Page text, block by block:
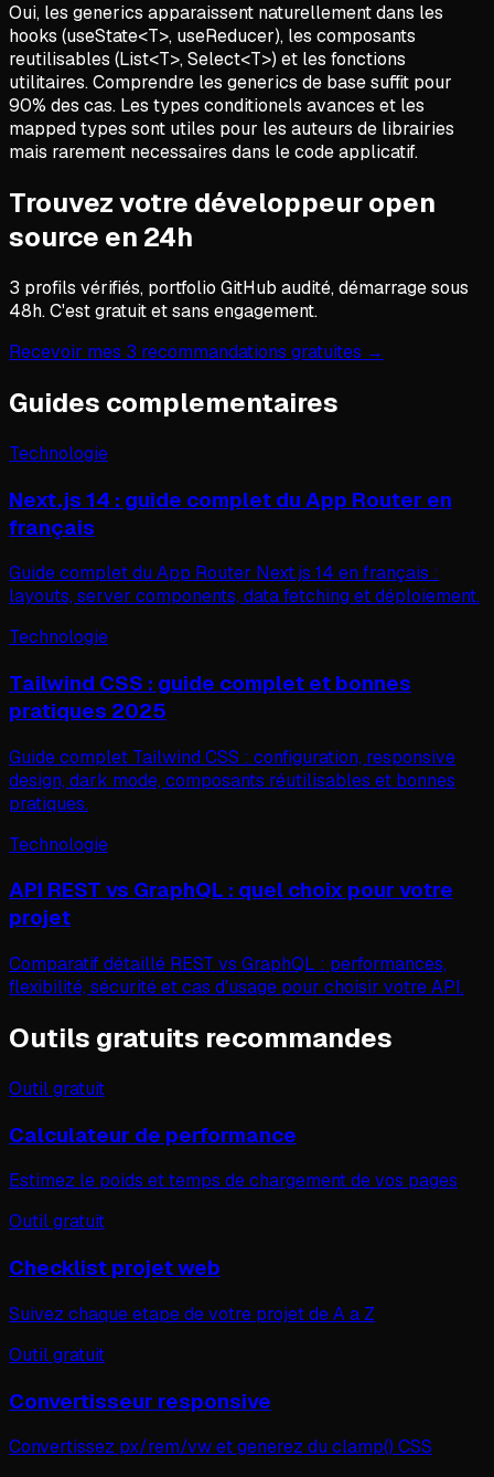
Oui, les generics apparaissent naturellement dans les
hooks (useState<T>, useReducer), les composants
reutilisables (List<T>, Select<T>) et les fonctions
utilitaires. Comprendre les generics de base suffit pour
90% des cas. Les types conditionels avances et les
mapped types sont utiles pour les auteurs de librairies
mais rarement necessaires dans le code applicatif.
Trouvez votre développeur open
source en 24h
3 profils vérifiés, portfolio GitHub audité, démarrage sous
48h. C'est gratuit et sans engagement.
Recevoir mes 3 recommandations gratuites →
Guides complementaires
Technologie
Next.js 14 : guide complet du App Router en
français
Guide complet du App Router Next.js 14 en français :
layouts, server components, data fetching et déploiement.
Technologie
Tailwind CSS : guide complet et bonnes
pratiques 2025
Guide complet Tailwind CSS : configuration, responsive
design, dark mode, composants réutilisables et bonnes
pratiques.
Technologie
API REST vs GraphQL : quel choix pour votre
projet
Comparatif détaillé REST vs GraphQL : performances,
flexibilité, sécurité et cas d'usage pour choisir votre API.
Outils gratuits recommandes
Outil gratuit
Calculateur de performance
Estimez le poids et temps de chargement de vos pages
Outil gratuit
Checklist projet web
Suivez chaque etape de votre projet de A a Z
Outil gratuit
Convertisseur responsive
Convertissez px/rem/vw et generez du clamp() CSS